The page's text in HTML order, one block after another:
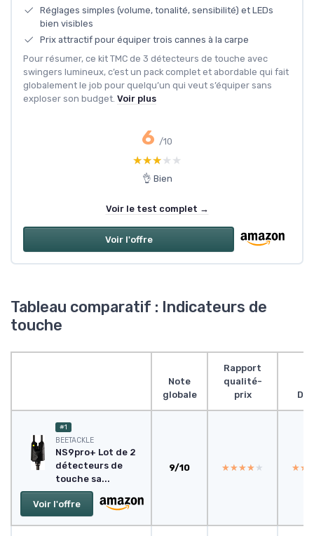
Réglages simples (volume, tonalité, sensibilité) et LEDs
bien visibles
Prix attractif pour équiper trois cannes à la carpe
Pour résumer, ce kit TMC de 3 détecteurs de touche avec
swingers lumineux, c’est un pack complet et abordable qui fait
globalement le job pour quelqu’un qui veut s’équiper sans
exploser son budget. Voir plus
6 /10
★★★★★
★★★★★
👌 Bien
Voir le test complet →
Voir l'offre
Tableau comparatif : Indicateurs de
touche
Note
globale
Rapport
qualité-
prix
#1
BEETACKLE
NS9pro+ Lot de 2
détecteurs de
touche sa...
Voir l'offre
9/10 ★★★★★
★★★★★